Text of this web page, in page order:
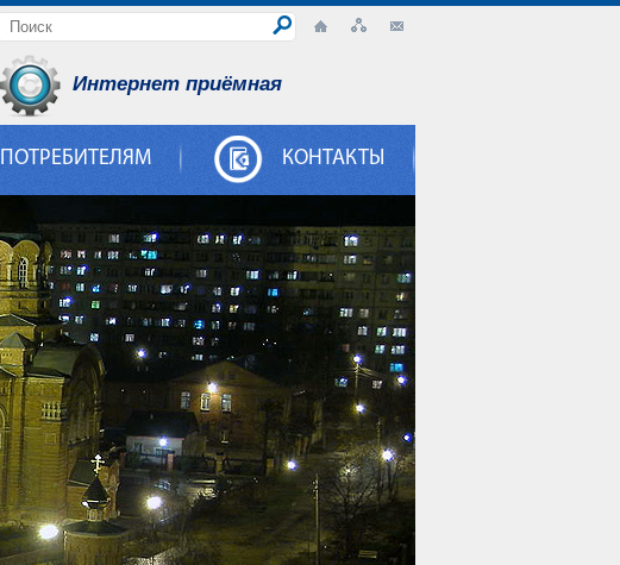
Интернет приёмная
ПОТРЕБИТЕЛЯМ КОНТАКТЫ